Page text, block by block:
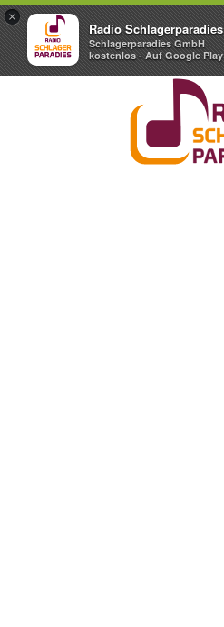
×
Radio Schlagerparadies
Schlagerparadies GmbH
kostenlos - Auf Google Play